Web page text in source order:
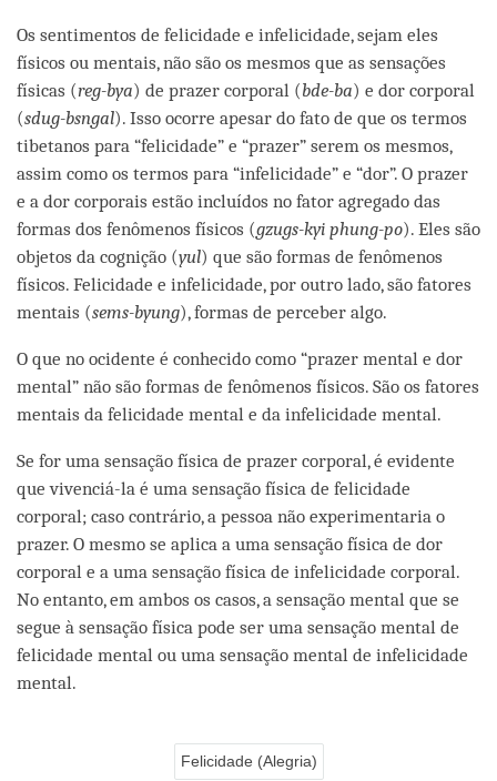
Os sentimentos de felicidade e infelicidade, sejam eles
físicos ou mentais, não são os mesmos que as sensações
físicas (reg-bya) de prazer corporal (bde-ba) e dor corporal
(sdug-bsngal). Isso ocorre apesar do fato de que os termos
tibetanos para “felicidade” e “prazer” serem os mesmos,
assim como os termos para “infelicidade” e “dor”. O prazer
e a dor corporais estão incluídos no fator agregado das
formas dos fenômenos físicos (gzugs-kyi phung-po). Eles são
objetos da cognição (yul) que são formas de fenômenos
físicos. Felicidade e infelicidade, por outro lado, são fatores
mentais (sems-byung), formas de perceber algo.
O que no ocidente é conhecido como “prazer mental e dor
mental” não são formas de fenômenos físicos. São os fatores
mentais da felicidade mental e da infelicidade mental.
Se for uma sensação física de prazer corporal, é evidente
que vivenciá-la é uma sensação física de felicidade
corporal; caso contrário, a pessoa não experimentaria o
prazer. O mesmo se aplica a uma sensação física de dor
corporal e a uma sensação física de infelicidade corporal.
No entanto, em ambos os casos, a sensação mental que se
segue à sensação física pode ser uma sensação mental de
felicidade mental ou uma sensação mental de infelicidade
mental.
Felicidade (Alegria)